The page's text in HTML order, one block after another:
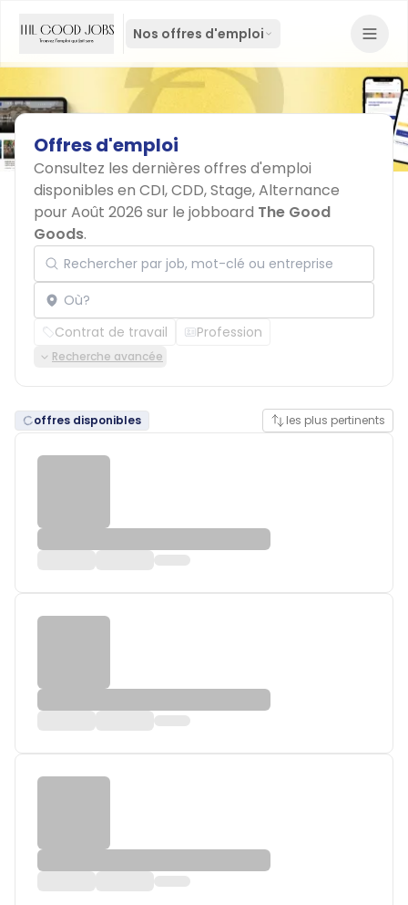
Nos offres d'emploi
Offresd'emploi
Consultez les dernières offres d'emploi
disponibles en CDI, CDD, Stage, Alternance
pour Août 2026 sur le jobboard The Good
Goods.
Rechercher par job, mot-clé ou entreprise
Localisation
Contrat de travail Profession
Recherche avancée
offres disponibles les plus pertinents